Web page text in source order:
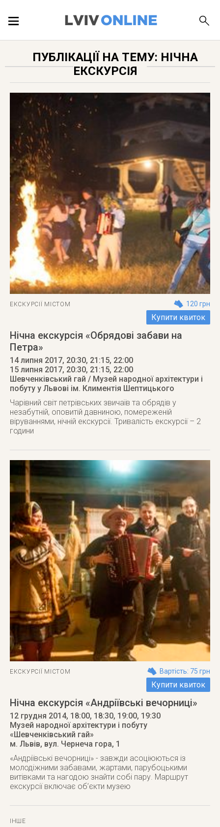
ПУБЛІКАЦІЇ
ДОВІДКА
ПУБЛІКАЦІЇ НА ТЕМУ: НІЧНА
ЕКСКУРСІЯ
ЕКСКУРСІЇ МІСТОМ 120 грн
Купити квиток
Нічна екскурсія «Обрядові забави на
Петра»
14 липня 2017, 20:30, 21:15, 22:00
15 липня 2017, 20:30, 21:15, 22:00
Шевченківський гай / Музей народної архітектури і
побуту у Львові ім. Климентія Шептицького
Чарівний світ петрівських звичаїв та обрядів у
незабутній, оповитій давниною, помереженій
віруваннями, нічній екскурсії. Тривалість екскурсії – 2
години
ЕКСКУРСІЇ МІСТОМ Вартість: 75 грн
Купити квиток
Нічна екскурсія «Андріївські вечорниці»
12 грудня 2014, 18:00, 18:30, 19:00, 19:30
Музей народної архітектури і побуту
«Шевченківський гай»
м. Львів, вул. Чернеча гора, 1
«Андріївські вечорниці» - завжди асоціюються із
молодіжними забавами, жартами, парубоцькими
витівками та нагодою знайти собі пару. Маршрут
екскурсії включає об’єкти музею
ІНШЕ